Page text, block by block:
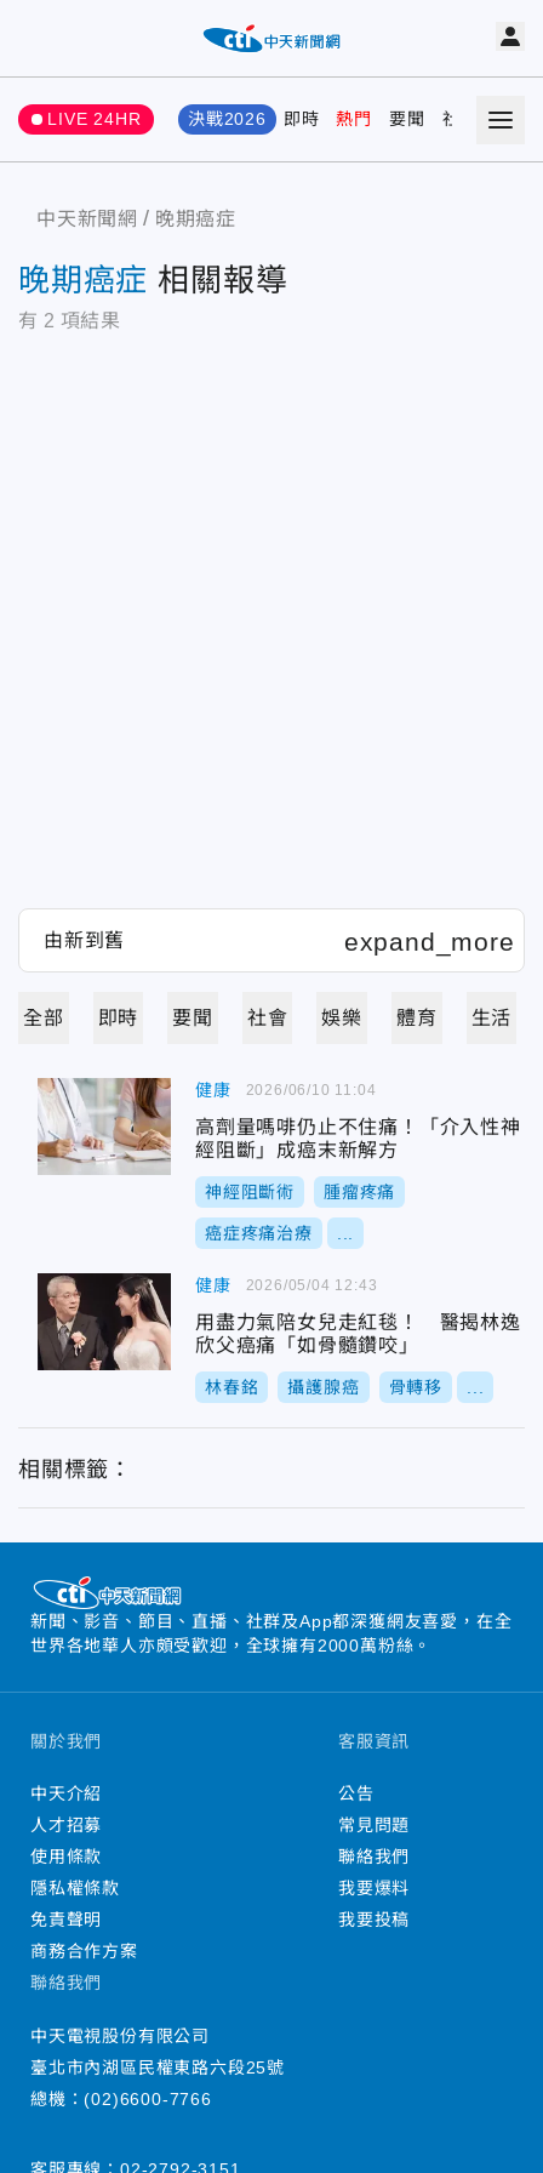
LIVE 24HR 決戰2026 即時 熱門 要聞 社會 娛樂
中天新聞網 晚期癌症
晚期癌症 相關報導
有 2 項結果
全部 即時 要聞 社會 娛樂 體育 生活
健康
高劑量嗎啡仍止不住痛！「介入性神
經阻斷」成癌末新解方
神經阻斷術 腫瘤疼痛
癌症疼痛治療
2026/06/10 11:04
健康
用盡力氣陪女兒走紅毯！ 醫揭林逸
欣父癌痛「如骨髓鑽咬」
林春銘 攝護腺癌 骨轉移
2026/05/04 12:43
相關標籤：
新聞、影音、節目、直播、社群及App都深獲網友喜愛，在全
世界各地華人亦頗受歡迎，全球擁有2000萬粉絲。
關於我們
中天介紹
人才招募
使用條款
隱私權條款
免責聲明
商務合作方案
客服資訊
公告
常見問題
聯絡我們
我要爆料
我要投稿
聯絡我們
中天電視股份有限公司
臺北市內湖區民權東路六段25號
總機：(02)6600-7766